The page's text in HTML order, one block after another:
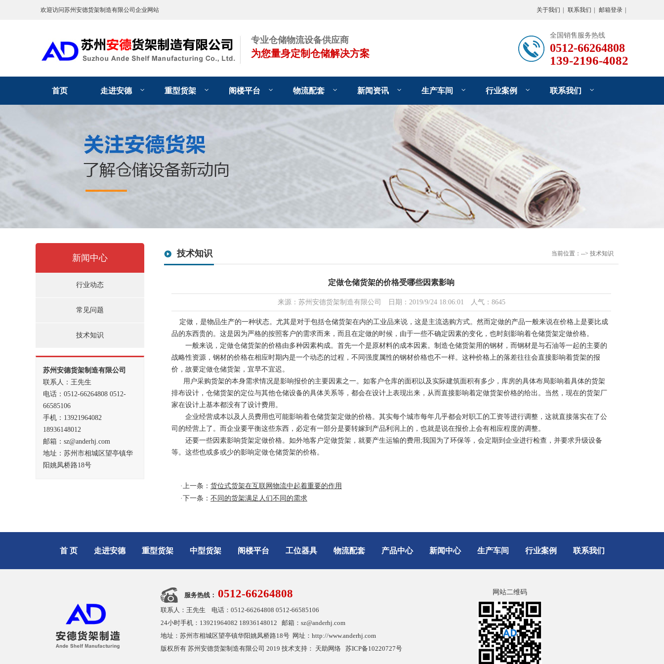
欢迎访问苏州安德货架制造有限公司企业网站 关于我们 联系我们 邮箱登录
专业仓储物流设备供应商
为您量身定制仓储解决方案
全国销售服务热线
0512-66264808
139-2196-4082
首页 走进安德 重型货架 阁楼平台 物流配套 新闻资讯 生产车间 行业案例 联系我们
新闻中心
行业动态
常见问题
技术知识
苏州安德货架制造有限公司
联系人：王先生
电话：0512-66264808 0512-
66585106
手机：13921964082
18936148012
邮箱：sz@anderhj.com
地址：苏州市相城区望亭镇华
阳姚凤桥路18号
技术知识 当前位置：--> 技术知识
定做仓储货架的价格受哪些因素影响
来源：苏州安德货架制造有限公司 日期：2019/9/24 18:06:01 人气：8645
定做，是物品生产的一种状态。尤其是对于包括仓储货架在内的工业品来说，这是主流选购方式。然而定做的产品一般来说在价格上是要比成
品的东西贵的。这是因为严格的按照客户的需求而来，而且在定做的时候，由于一些不确定因素的变化，也时刻影响着仓储货架定做价格。
一般来说，定做仓储货架的价格由多种因素构成。首先一个是原材料的成本因素。制造仓储货架用的钢材，而钢材是与石油等一起的主要的
战略性资源，钢材的价格在相应时期内是一个动态的过程，不同强度属性的钢材价格也不一样。这种价格上的落差往往会直接影响着货架的报
价，故要定做仓储货架，宜早不宜迟。
用户采购货架的本身需求情况是影响报价的主要因素之一。如客户仓库的面积以及实际建筑面积有多少，库房的具体布局影响着具体的货架
排布设计，仓储货架的定位与其他仓储设备的具体关系等，都会在设计上表现出来，从而直接影响着定做货架价格的给出。当然，现在的货架厂
家在设计上基本都没有了设计费用。
企业经营成本以及人员费用也可能影响着仓储货架定做的价格。其实每个城市每年几乎都会对职工的工资等进行调整，这就直接落实在了公
司的经营上了。而企业要平衡这些东西，必定有一部分是要转嫁到产品利润上的，也就是说在报价上会有相应程度的调整。
还要一些因素影响货架定做价格。如外地客户定做货架，就要产生运输的费用;我国为了环保等，会定期到企业进行检查，并要求升级设备
等。这些也或多或少的影响定做仓储货架的价格。
·上一条： 货位式货架在互联网物流中起着重要的作用
·下一条： 不同的货架满足人们不同的需求
首 页 走进安德 重型货架 中型货架 阁楼平台 工位器具 物流配套 产品中心 新闻中心 生产车间 行业案例 联系我们
服务热线： 0512-66264808
联系人：王先生 电话：0512-66264808 0512-66585106
24小时手机：13921964082 18936148012 邮箱：sz@anderhj.com
地址：苏州市相城区望亭镇华阳姚凤桥路18号 网址：http://www.anderhj.com
版权所有 苏州安德货架制造有限公司 2019 技术支持： 天助网络 苏ICP备10220727号
网站二维码